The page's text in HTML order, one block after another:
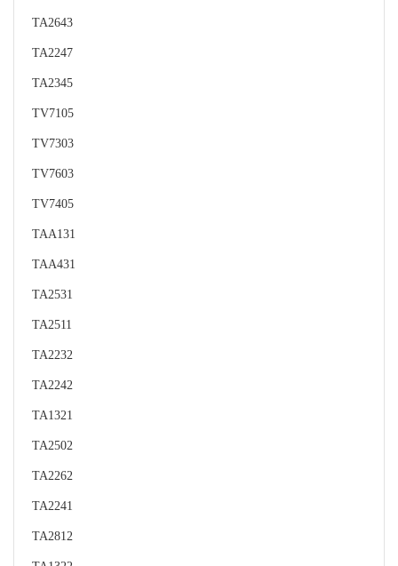
TA2643
TA2247
TA2345
TV7105
TV7303
TV7603
TV7405
TAA131
TAA431
TA2531
TA2511
TA2232
TA2242
TA1321
TA2502
TA2262
TA2241
TA2812